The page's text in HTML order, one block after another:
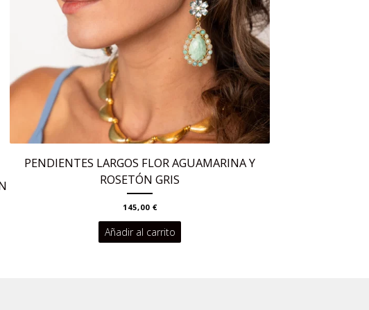
PENDIENTES LARGOS FLOR AGUAMARINA Y
ROSETÓN GRIS
145,00 €
Añadir al carrito